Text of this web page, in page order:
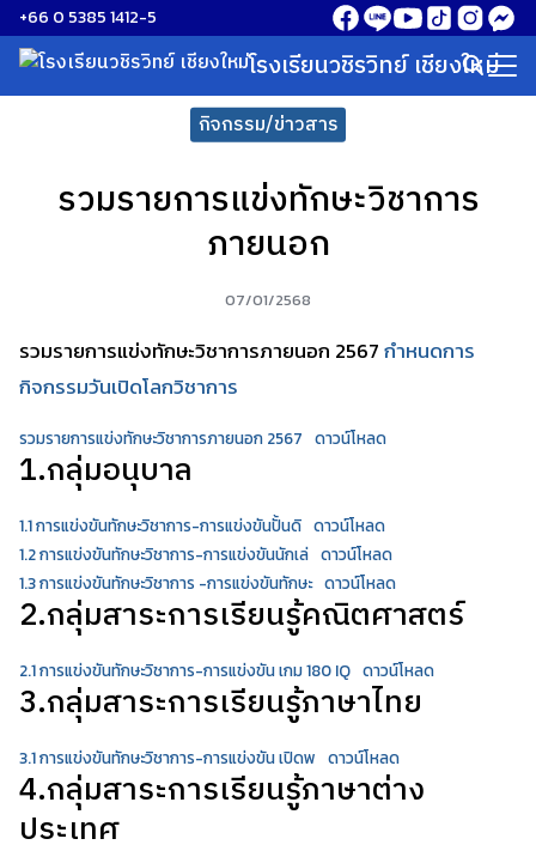
Skip
to
content
+66 0 5385 1412-5
โรงเรียนวชิรวิทย์ เชียงใหม่
Search
for:
กิจกรรม/ข่าวสาร
รวมรายการแข่งทักษะวิชาการ
ภายนอก
07/01/2568
รวมรายการแข่งทักษะวิชาการภายนอก 2567กำหนดการ
กิจกรรมวันเปิดโลกวิชาการ
รวมรายการแข่งทักษะวิชาการภายนอก 2567 ดาวน์โหลด
1.กลุ่มอนุบาล
1.1 การแข่งขันทักษะวิชาการ-การแข่งขันปั้นดิ ดาวน์โหลด
1.2 การแข่งขันทักษะวิชาการ-การแข่งขันนักเล่ ดาวน์โหลด
1.3 การแข่งขันทักษะวิชาการ -การแข่งขันทักษะ ดาวน์โหลด
2.กลุ่มสาระการเรียนรู้คณิตศาสตร์
2.1 การแข่งขันทักษะวิชาการ-การแข่งขัน เกม 180 IQ ดาวน์โหลด
3.กลุ่มสาระการเรียนรู้ภาษาไทย
3.1 การแข่งขันทักษะวิชาการ-การแข่งขัน เปิดพ ดาวน์โหลด
4.กลุ่มสาระการเรียนรู้ภาษาต่าง
ประเทศ